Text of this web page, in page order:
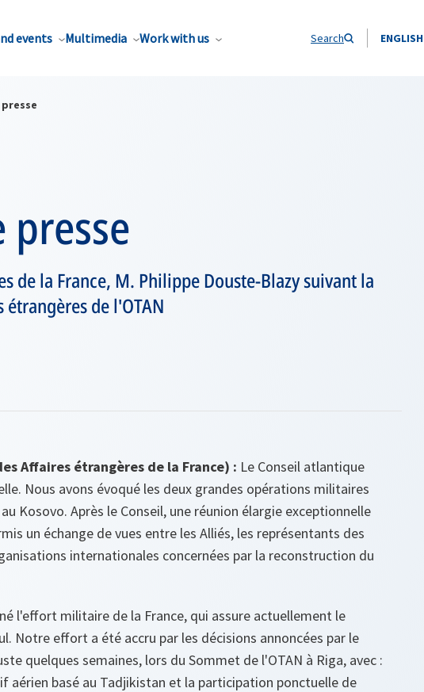
events Multimedia Work with us Search ENGLISH
presse
de la France, M. Philippe Douste-Blazy suivant la
de l'OTAN
Affaires étrangères de la France) : Le Conseil atlantique
Nous avons évoqué les deux grandes opérations militaires
Kosovo. Après le Conseil, une réunion élargie exceptionnelle
un échange de vues entre les Alliés, les représentants des
internationales concernées par la reconstruction du
l'effort militaire de la France, qui assure actuellement le
Notre effort a été accru par les décisions annoncées par le
quelques semaines, lors du Sommet de l'OTAN à Riga, avec :
aérien basé au Tadjikistan et la participation ponctuelle de